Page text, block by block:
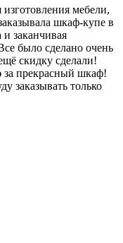
мебели,
шкаф-купе в
заканчивая
было сделано очень
скидку сделали!
за прекрасный шкаф!
заказывать только